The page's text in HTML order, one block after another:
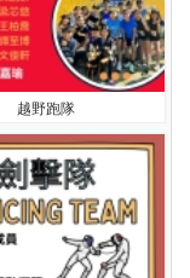
越野跑隊